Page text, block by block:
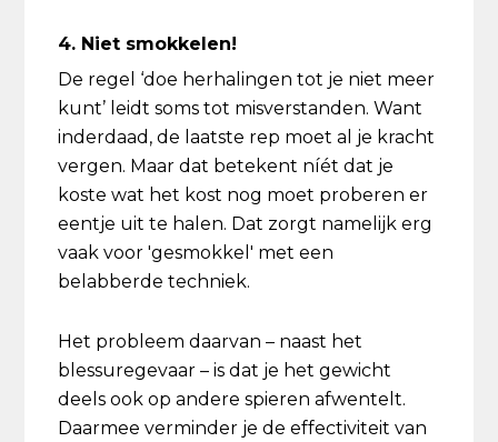
4. Niet smokkelen!
De regel ‘doe herhalingen tot je niet meer
kunt’ leidt soms tot misverstanden. Want
inderdaad, de laatste rep moet al je kracht
vergen. Maar dat betekent níét dat je
koste wat het kost nog moet proberen er
eentje uit te halen. Dat zorgt namelijk erg
vaak voor 'gesmokkel' met een
belabberde techniek.
Het probleem daarvan – naast het
blessuregevaar – is dat je het gewicht
deels ook op andere spieren afwentelt.
Daarmee verminder je de effectiviteit van